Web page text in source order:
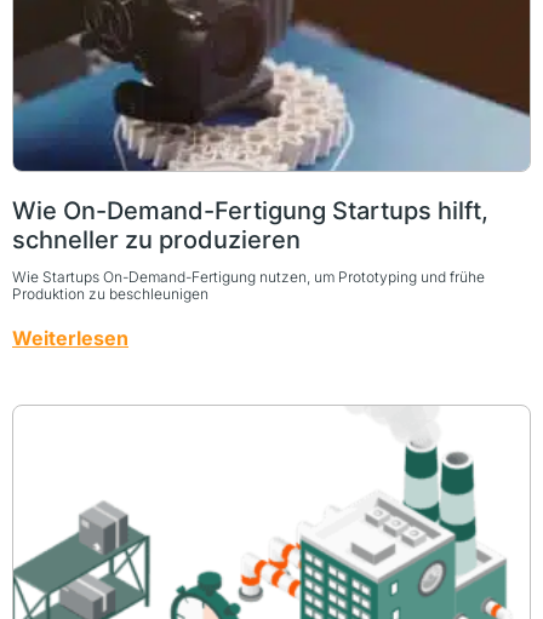
Wie On-Demand-Fertigung Startups hilft,
schneller zu produzieren
Wie Startups On-Demand-Fertigung nutzen, um Prototyping und frühe
Produktion zu beschleunigen
Weiterlesen